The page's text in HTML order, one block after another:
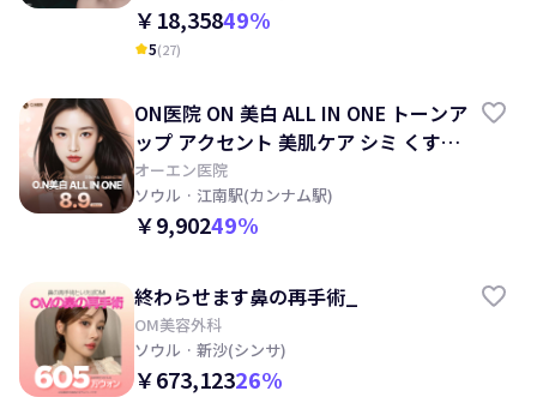
￥18,35849%
kid_star5(27)
ON医院 ON 美白 ALL IN ONE トーンア
ップ アクセント 美肌ケア シミ くすみ
ほくろ
オーエン医院
ソウル · 江南駅(カンナム駅)
￥9,90249%
終わらせます鼻の再手術_
OM美容外科
ソウル · 新沙(シンサ)
￥673,12326%